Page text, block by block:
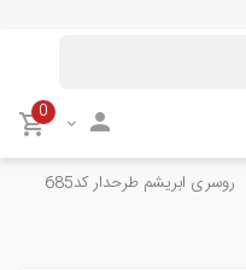
0
روسری ابریشم طرحدار کد685